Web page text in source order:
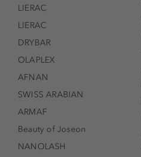
LIERAC
LIERAC
DRYBAR
OLAPLEX
AFNAN
SWISS ARABIAN
ARMAF
Beauty of Joseon
NANOLASH